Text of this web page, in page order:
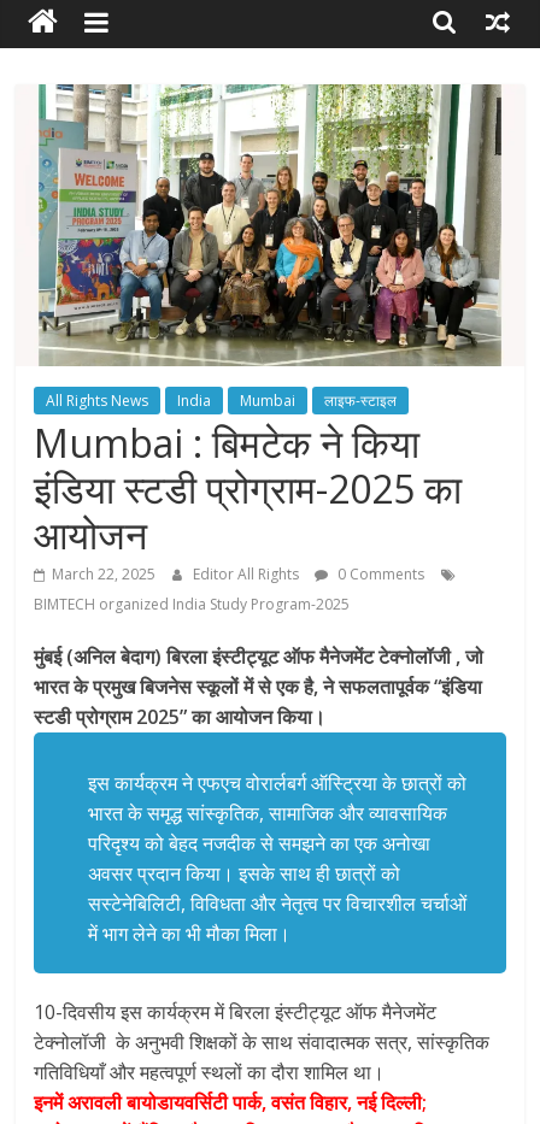
RIGHTS
Torch
Bearer
your
Rights
All Rights News India Mumbai लाइफ-स्टाइल
Mumbai : बिमटेक ने किया
इंडिया स्टडी प्रोग्राम-2025 का
आयोजन
March 22, 2025 Editor All Rights
0 Comments
BIMTECH organized India Study Program-2025
मुंबई (अनिल बेदाग) बिरला इंस्टीट्यूट ऑफ मैनेजमेंट टेक्नोलॉजी , जो
भारत के प्रमुख बिजनेस स्कूलों में से एक है, ने सफलतापूर्वक “इंडिया
स्टडी प्रोग्राम 2025” का आयोजन किया।
इस कार्यक्रम ने एफएच वोरार्लबर्ग ऑस्ट्रिया के छात्रों को
भारत के समृद्ध सांस्कृतिक, सामाजिक और व्यावसायिक
परिदृश्य को बेहद नजदीक से समझने का एक अनोखा
अवसर प्रदान किया। इसके साथ ही छात्रों को
सस्टेनेबिलिटी, विविधता और नेतृत्व पर विचारशील चर्चाओं
में भाग लेने का भी मौका मिला।
10-दिवसीय इस कार्यक्रम में बिरला इंस्टीट्यूट ऑफ मैनेजमेंट
टेक्नोलॉजी के अनुभवी शिक्षकों के साथ संवादात्मक सत्र, सांस्कृतिक
गतिविधियाँ और महत्वपूर्ण स्थलों का दौरा शामिल था।
इनमें अरावली बायोडायवर्सिटी पार्क, वसंत विहार, नई दिल्ली;